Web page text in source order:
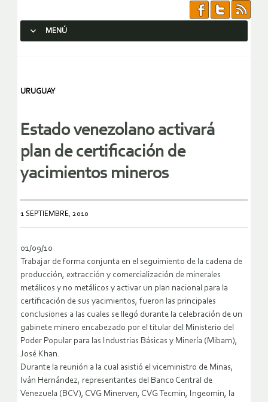
MENÚ
URUGUAY
Estado venezolano activará
plan de certificación de
yacimientos mineros
1 SEPTIEMBRE, 2010
01/09/10
Trabajar de forma conjunta en el seguimiento de la cadena de
producción, extracción y comercialización de minerales
metálicos y no metálicos y activar un plan nacional para la
certificación de sus yacimientos, fueron las principales
conclusiones a las cuales se llegó durante la celebración de un
gabinete minero encabezado por el titular del Ministerio del
Poder Popular para las Industrias Básicas y Minería (Mibam),
José Khan.
Durante la reunión a la cual asistió el viceministro de Minas,
Iván Hernández, representantes del Banco Central de
Venezuela (BCV), CVG Minerven, CVG Tecmin, Ingeomin, la